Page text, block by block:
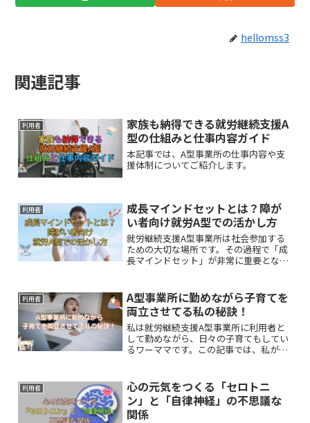
hellomss3
関連記事
利用者
家族も納得できる就労継続支援A
型の仕組みと仕事内容ガイド
本記事では、A型事業所の仕事内容や支
援体制についてご紹介します。
利用者
成長マインドセットとは？障が
い者向け就労A型での活かし方
就労継続支援A型事業所は社会参加する
ための大切な場所です。その過程で「成
長マインドセット」が非常に重要となり
場で具体的な活かし方について詳しく解
説します。
利用者
A型事業所に勤めながら子育てを
両立させてる私の秘訣！
私は就労継続支援A型事業所に利用者と
して勤めながら、日々の子育てもしてい
るワーママです。この記事では、私が実
立の秘訣をご紹介します。
利用者
心の元気をつくる「セロトニ
ン」と「自律神経」の不思議な
関係